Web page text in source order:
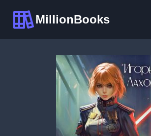
содержимому
MillionBooks